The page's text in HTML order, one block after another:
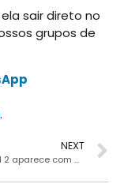
sair direto no
grupos de
.
NEXT
Realme Pad 2 aparece com bateria acima de 8000 mAh e carregamento de 33W